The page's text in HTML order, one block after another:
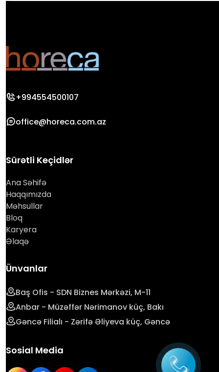
+994554500107
office@horeca.com.az
Sürətli Keçidlər
Ana Səhifə
Haqqımızda
Məhsullar
Bloq
Karyera
Əlaqə
Ünvanlar
Baş Ofis - SDN Biznes Mərkəzi, M-11
Anbar - Müzəffər Nərimanov küç, Bakı
Gəncə Filialı - Zərifə Əliyeva küç, Gəncə
Sosial Media